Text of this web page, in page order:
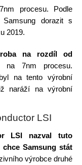
procesu. Podle
dorazit s
2019.
na rozdíl od
7nm procesu.
na tento výrobní
naráží na výrobní
LSI
LSI nazval tuto
Samsung stát
výrobce druhé